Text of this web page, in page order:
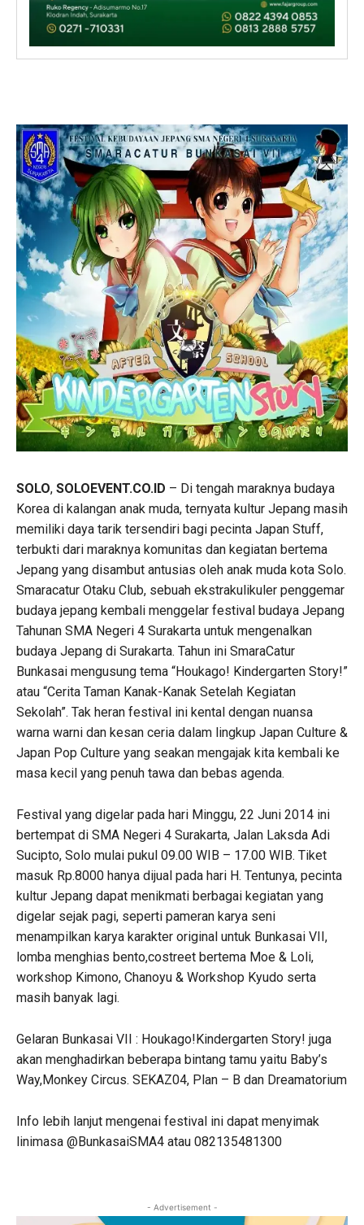
SOLO, SOLOEVENT.CO.ID – Di tengah maraknya budaya
Korea di kalangan anak muda, ternyata kultur Jepang masih
memiliki daya tarik tersendiri bagi pecinta Japan Stuff,
terbukti dari maraknya komunitas dan kegiatan bertema
Jepang yang disambut antusias oleh anak muda kota Solo.
Smaracatur Otaku Club, sebuah ekstrakulikuler penggemar
budaya jepang kembali menggelar festival budaya Jepang
Tahunan SMA Negeri 4 Surakarta untuk mengenalkan
budaya Jepang di Surakarta. Tahun ini SmaraCatur
Bunkasai mengusung tema “Houkago! Kindergarten Story!”
atau “Cerita Taman Kanak-Kanak Setelah Kegiatan
Sekolah”. Tak heran festival ini kental dengan nuansa
warna warni dan kesan ceria dalam lingkup Japan Culture &
Japan Pop Culture yang seakan mengajak kita kembali ke
masa kecil yang penuh tawa dan bebas agenda.
Festival yang digelar pada hari Minggu, 22 Juni 2014 ini
bertempat di SMA Negeri 4 Surakarta, Jalan Laksda Adi
Sucipto, Solo mulai pukul 09.00 WIB – 17.00 WIB. Tiket
masuk Rp.8000 hanya dijual pada hari H. Tentunya, pecinta
kultur Jepang dapat menikmati berbagai kegiatan yang
digelar sejak pagi, seperti pameran karya seni
menampilkan karya karakter original untuk Bunkasai VII,
lomba menghias bento,costreet bertema Moe & Loli,
workshop Kimono, Chanoyu & Workshop Kyudo serta
masih banyak lagi.
Gelaran Bunkasai VII : Houkago!Kindergarten Story! juga
akan menghadirkan beberapa bintang tamu yaitu Baby’s
Way,Monkey Circus. SEKAZ04, Plan – B dan Dreamatorium
Info lebih lanjut mengenai festival ini dapat menyimak
linimasa @BunkasaiSMA4 atau 082135481300
- Advertisement -